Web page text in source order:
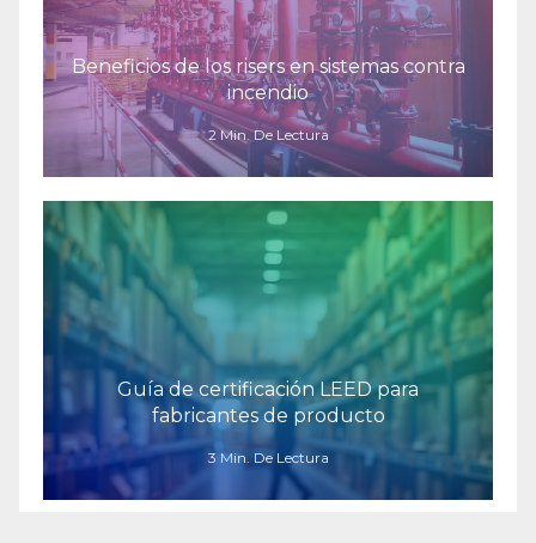
Beneficios de los risers en sistemas contra
incendio
2 Min. De Lectura
Guía de certificación LEED para
fabricantes de producto
3 Min. De Lectura